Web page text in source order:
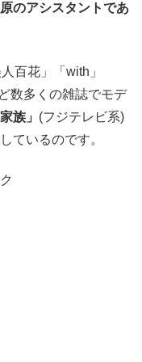
のアシスタントであ
百花」「with」
数多くの雑誌でモデ
族」 (フジテレビ系)
ているのです。